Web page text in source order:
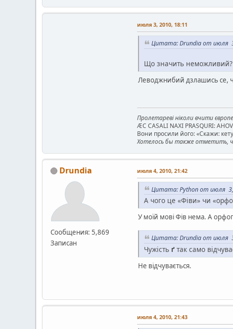
июля 3, 2010, 18:11
Цитата: Drundia от июля
Що значить неможливий?
Леводжнибий дзлашись се,
Пролетареві ніколи вчити
ÆC CASALI NAXI PRASQURI:
Вони просили його: «Скажи:
Хотелось бы также отметить,
Drundia
Сообщения: 5,869
Записан
июля 4, 2010, 21:42
Цитата: Python от июля 3,
А чого це «Фіви» чи
У моїй мові Фів нема. А
Цитата: Drundia от июля
Чужість ґ так само
Не відчувається.
июля 4, 2010, 21:43